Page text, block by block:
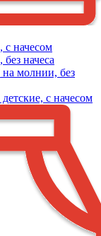
начесом
начеса
молнии, без
с начесом